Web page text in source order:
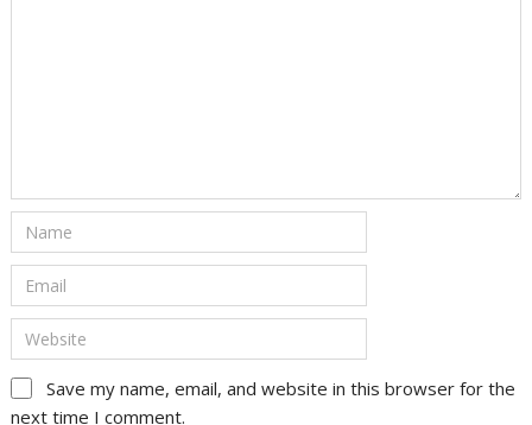
Save my name, email, and website in this browser for the
next time I comment.